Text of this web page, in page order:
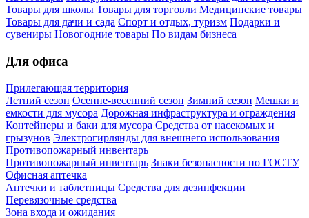
Товары для школы Товары для торговли Медицинские товары
Товары для дачи и сада Спорт и отдых, туризм Подарки и
сувениры Новогодние товары По видам бизнеса
Для офиса
Прилегающая территория
Летний сезон Осенне-весенний сезон Зимний сезон Мешки и
емкости для мусора Дорожная инфраструктура и ограждения
Контейнеры и баки для мусора Средства от насекомых и
грызунов Электрогирлянды для внешнего использования
Противопожарный инвентарь
Противопожарный инвентарь Знаки безопасности по ГОСТУ
Офисная аптечка
Аптечки и таблетницы Средства для дезинфекции
Перевязочные средства
Зона входа и ожидания